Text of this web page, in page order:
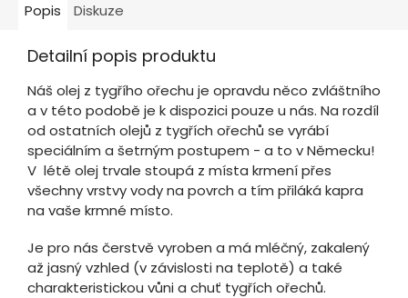
Popis Diskuze
Detailní popis produktu
Náš olej z tygřího ořechu je opravdu něco zvláštního
a v této podobě je k dispozici pouze u nás. Na rozdíl
od ostatních olejů z tygřích ořechů se vyrábí
speciálním a šetrným postupem - a to v Německu!
V létě olej trvale stoupá z místa krmení přes
všechny vrstvy vody na povrch a tím přiláká kapra
na vaše krmné místo.
Je pro nás čerstvě vyroben a má mléčný, zakalený
až jasný vzhled (v závislosti na teplotě) a také
charakteristickou vůni a chuť tygřích ořechů.